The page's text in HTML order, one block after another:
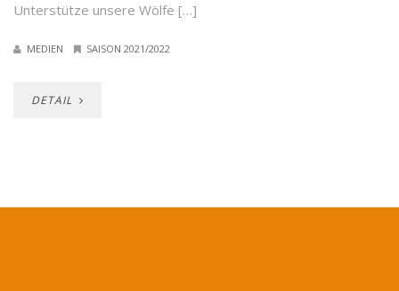
Unterstütze unsere Wölfe […]
MEDIEN SAISON 2021/2022
DETAIL